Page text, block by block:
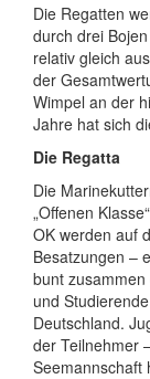
Die Regatten
durch drei
relativ gleich
der
Wimpel an der
Jahre hat sich
Die Regatta
Die
„Offenen
OK werden auf
Besatzungen –
bunt
und
Deutschland.
der Teilnehmer
Seemannschaft